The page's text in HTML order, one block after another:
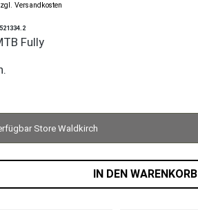
Versandkosten
Fully
Store Waldkirch
IN DEN WARENKORB